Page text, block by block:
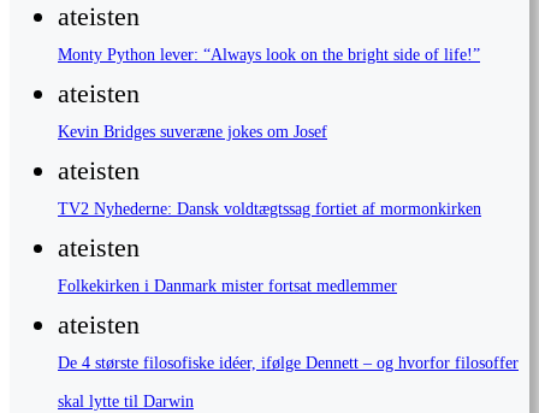
ateisten
Monty Python lever: “Always look on the bright side of life!”
ateisten
Kevin Bridges suveræne jokes om Josef
ateisten
TV2 Nyhederne: Dansk voldtægtssag fortiet af mormonkirken
ateisten
Folkekirken i Danmark mister fortsat medlemmer
ateisten
De 4 største filosofiske idéer, ifølge Dennett – og hvorfor filosoffer
skal lytte til Darwin